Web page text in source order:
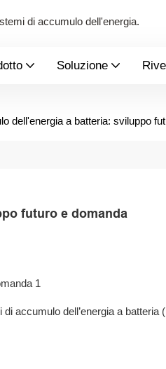
di accumulo dell'energia.
Soluzione
dell'energia a batteria: sviluppo
futuro e domanda
accumulo dell’energia a